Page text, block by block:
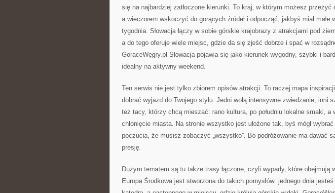
się na najbardziej zatłoczone kierunki. To kraj, w którym możesz przeżyć
a wieczorem wskoczyć do gorących źródeł i odpocząć, jakbyś miał małe
tygodnia. Słowacja łączy w sobie górskie krajobrazy z atrakcjami pod
a do tego oferuje wiele miejsc, gdzie da się zjeść dobrze i spać w
GorąceWęgry.pl Słowacja pojawia się jako kierunek wygodny, szybki i
idealny na aktywny weekend.
Ten serwis nie jest tylko zbiorem opisów atrakcji. To raczej mapa
dobrać wyjazd do Twojego stylu. Jedni wolą intensywne zwiedzanie, inni
też tacy, którzy chcą mieszać: rano kultura, po południu lokalne smaki, a
chłonięcie miasta. Na stronie wszystko jest ułożone tak, byś mógł
poczucia, że musisz zobaczyć „wszystko”. Bo podróżowanie ma dawać
presję.
Dużym tematem są tu także trasy łączone, czyli wypady, które obejmują
Europa Środkowa jest stworzona do takich pomysłów: jednego dnia